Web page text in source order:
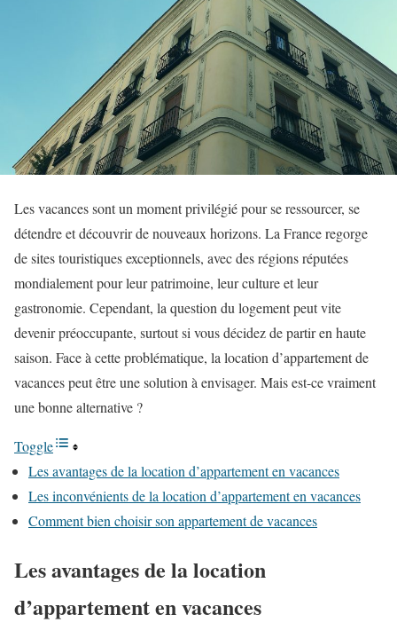
Les vacances sont un moment privilégié pour se ressourcer, se
détendre et découvrir de nouveaux horizons. La France regorge
de sites touristiques exceptionnels, avec des régions réputées
mondialement pour leur patrimoine, leur culture et leur
gastronomie. Cependant, la question du logement peut vite
devenir préoccupante, surtout si vous décidez de partir en haute
saison. Face à cette problématique, la location d’appartement de
vacances peut être une solution à envisager. Mais est-ce vraiment
une bonne alternative ?
Toggle
Les avantages de la location d’appartement en vacances
Les inconvénients de la location d’appartement en vacances
Comment bien choisir son appartement de vacances
Les avantages de la location
d’appartement en vacances